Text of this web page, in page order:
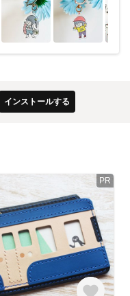
インストールする
PR